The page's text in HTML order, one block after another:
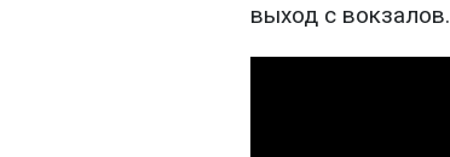
выход с вокзалов.